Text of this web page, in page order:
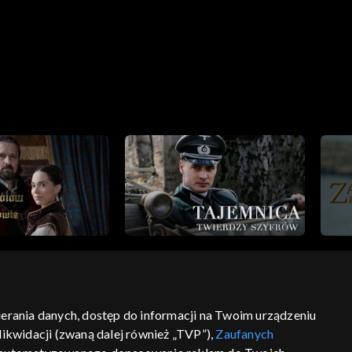
informacje o dostawcy usług
danych, dostęp do informacji na Twoim urządzeniu
(zwaną dalej również „TVP”), Zaufanych